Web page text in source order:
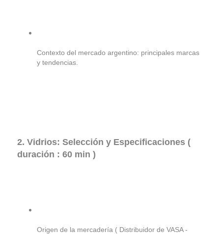
Contexto del mercado argentino: principales marcas
y tendencias.
2. Vidrios: Selección y Especificaciones (
duración : 60 min )
Origen de la mercadería ( Distribuidor de VASA -